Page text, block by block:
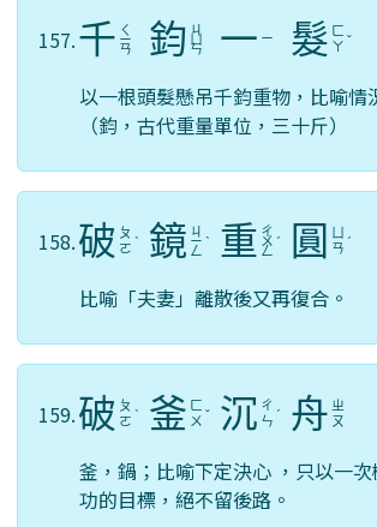
157.千 ㄑ
ㄧ
ㄢ 鈞 ㄐ
ㄩ
ㄣ 一 ㄧ 髮 ㄈ
ㄚ ˇ
以一根頭髮懸吊千鈞重物，比喻情
（鈞，古代重量單位，三十斤）
158.破 ㄆ
ㄛ ˋ 鏡 ㄐ
ㄧ
ㄥ
ˋ 重 ㄔ
ㄨ
ㄥ
ˊ 圓
ㄢ ˊ
比喻「夫妻」離散後又再復合。
159.破 ㄆ
ㄛ ˋ 釜 ㄈ
ㄨ ˇ 沉 ㄔ
ㄣ ˊ 舟 ㄓ
ㄡ
釜，鍋；比喻下定決心 ，只以一
功的目標，絕不留後路。